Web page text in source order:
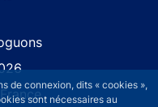
de connexion, dits « cookies »,
sont nécessaires au